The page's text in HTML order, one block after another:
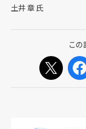
土井 章 氏